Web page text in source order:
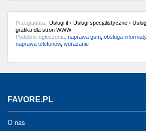
Przeglądasz: Usługi it › Usługi specjalistyczne ›
grafika dla stron WWW
Podobne ogłoszenia: naprawa gsm obsługa
naprawa telefonów, wdrażanie
FAVORE.PL
O nas